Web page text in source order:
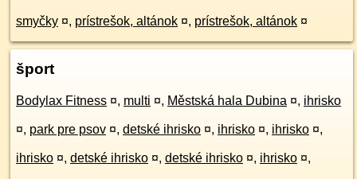
smyčky ¤, prístrešok, altánok ¤, prístrešok, altánok ¤
šport
Bodylax Fitness ¤, multi ¤, Městská hala Dubina ¤, ihrisko
¤, park pre psov ¤, detské ihrisko ¤, ihrisko ¤, ihrisko ¤,
ihrisko ¤, detské ihrisko ¤, detské ihrisko ¤, ihrisko ¤,